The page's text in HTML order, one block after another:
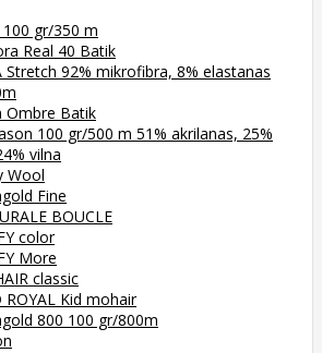
gr/350 m
Real 40 Batik
Stretch 92% mikrofibra, 8% elastanas
Ombre Batik
100 gr/500 m 51% akrilanas, 25%
vilna
Wool
Fine
BOUCLE
color
More
classic
ROYAL Kid mohair
800 100 gr/800m